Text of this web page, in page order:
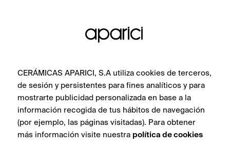
Tango Gaona Natural 60X60
CERÁMICAS APARICI, S.A utiliza cookies de terceros,
de sesión y persistentes para fines analíticos y para
mostrarte publicidad personalizada en base a la
información recogida de tus hábitos de navegación
(por ejemplo, las páginas visitadas). Para obtener
más información visite nuestra política de cookies